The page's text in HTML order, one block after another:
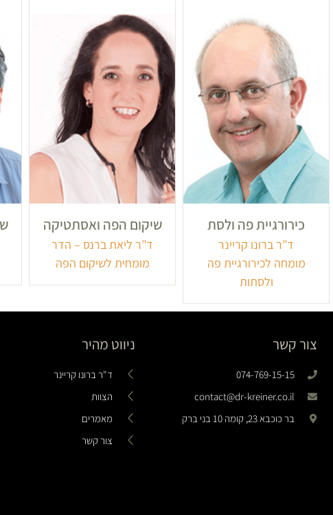
כירורגיית פה ולסת
ד”ר ברונו קריינר
מומחה לכירורגיית פה
ולסתות
שיקום הפה ואסתטיקה
ד”ר ליאת ברנס – הדר
מומחית לשיקום הפה
צור קשר
074-769-15-15
contact@dr-kreiner.co.il
בר כוכבא 23, קומה 10 בני ברק
ניווט מהיר
ד"ר ברונו קריינר
הצוות
מאמרים
צור קשר